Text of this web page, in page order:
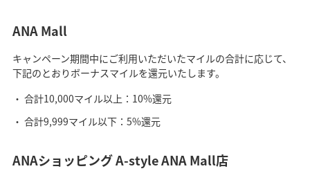
ANA Mall
キャンペーン期間中にご利用いただいたマイルの合計に応じて、
下記のとおりボーナスマイルを還元いたします。
合計10,000マイル以上：10%還元
合計9,999マイル以下：5%還元
ANAショッピング A-style ANA Mall店